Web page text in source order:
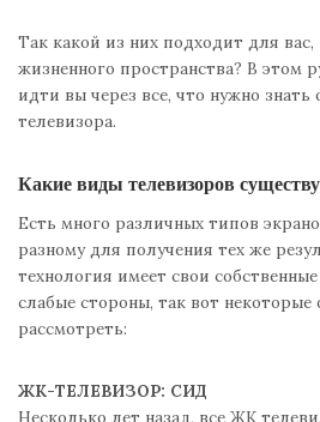
Так какой из них подходит для
жизненного пространства? В этом
идти вы через все, что нужно знать
телевизора.
Какие виды телевизоров
Есть много различных типов
разному для получения тех же
технология имеет свои
слабые стороны, так вот некоторые
рассмотреть:
ЖК-ТЕЛЕВИЗОР: СИД
Несколько лет назад, все ЖК